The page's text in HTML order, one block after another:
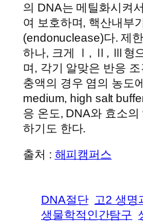
의 DNA는 메틸화시켜
여 보호하며, 핵산내부
(endonuclease)다. 제
하나, 크게 Ⅰ, Ⅱ, Ⅲ형으
며, 각기 알맞은 반응
충액의 경우 염의 농도
medium, high salt
응 온도, DNA와 효소
하기도 한다.
출처 : 해피캠퍼스
DNA절단 고2 생명
생물학적인간탐구